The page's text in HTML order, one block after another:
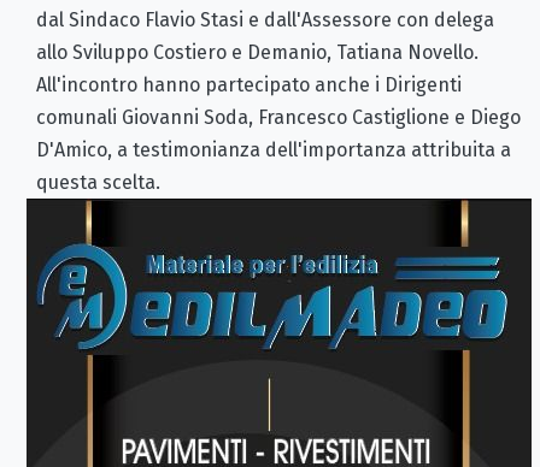
dal Sindaco Flavio Stasi e dall'Assessore con delega
allo Sviluppo Costiero e Demanio, Tatiana Novello.
All'incontro hanno partecipato anche i Dirigenti
comunali Giovanni Soda, Francesco Castiglione e Diego
D'Amico, a testimonianza dell'importanza attribuita a
questa scelta.